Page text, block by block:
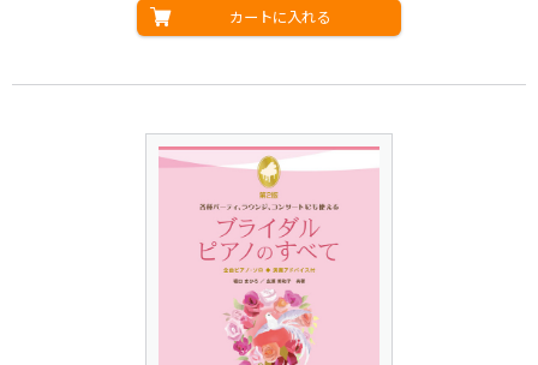
カートに入れる